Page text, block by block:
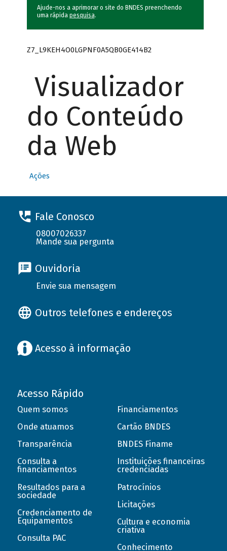
Ajude-nos a aprimorar o site do BNDES preenchendo
uma rápida pesquisa.
Z7_L9KEH4O0LGPNF0A5QB0GE414B2
Visualizador
do Conteúdo
da Web
Ações
Fale Conosco
08007026337
Mande sua pergunta
Ouvidoria
Envie sua mensagem
Outros telefones e endereços
Acesso à informação
Acesso Rápido
Quem somos
Onde atuamos
Transparência
Consulta a
financiamentos
Resultados para a
sociedade
Credenciamento de
Equipamentos
Consulta PAC
Financiamentos
Cartão BNDES
BNDES Finame
Instituições financeiras
credenciadas
Patrocínios
Licitações
Cultura e economia
criativa
Conhecimento